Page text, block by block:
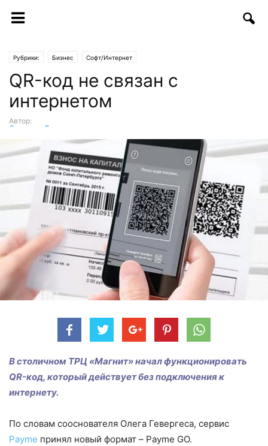
Рубрики: Бизнес Софт/Интернет
QR-код не связан с
интернетом
Автор:
Светлана Вагапова
В столичном ТРЦ «Магнит» начал функционировать
QR-код, который действует без подключения к
интернету.
По словам сооснователя Олега Гевергеса, сервис
Payme принял новый формат – Payme GO.